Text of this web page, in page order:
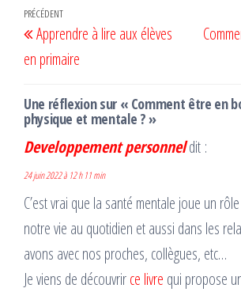
Navigation
de
l’article
Article
précédent
PRÉCÉDENT
Apprendre à lire aux élèves
en primaire
Une réflexion sur « Comment être en
physique et mentale ? »
Developpement personneldit :
24 juin 2022 à 12 h 11 min
C’est vrai que la santé mentale joue un
notre vie au quotidien et aussi dans les
avons avec nos proches, collègues, etc…
Je viens de découvrirce livre qui propose